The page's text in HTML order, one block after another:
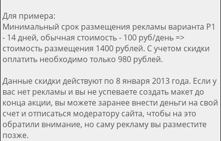
Для примера:
Минимальный срок размещения рекламы варианта Р1
- 14 дней, обычная стоимость - 100 руб/день =>
стоимость размещения 1400 рублей. С учетом скидки
оплатить необходимо только 980 рублей.
Данные скидки действуют по 8 января 2013 года. Если у
вас нет рекламы и вы не успеваете создать макет до
конца акции, вы можете заранее внести деньги на свой
счет и отписаться модератору сайта, чтобы на это
обратили внимание, но саму рекламу вы разместите
позже.